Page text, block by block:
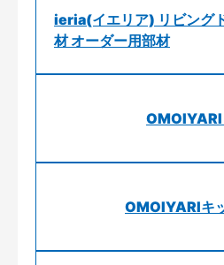
ieria(イエリア) リビング
材 オーダー用部材
OMOIYARIキ